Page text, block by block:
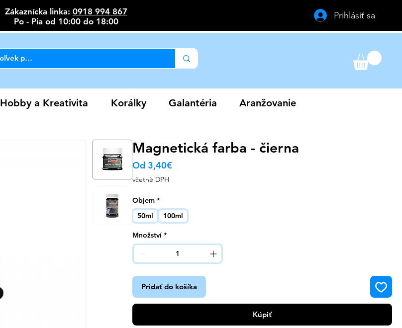
Zákaznícka linka: 0918 994 867
Po - Pia od 10:00 do 18:00
Prihlásiť sa
Hobby a Kreativita Korálky Galantéria Aranžovanie
Magnetická farba - čierna
Od 3,40€Zvýhodněná
včetně DPH
Objem *
50ml
100ml
Množství *
Pridať do košíka
Kúpiť